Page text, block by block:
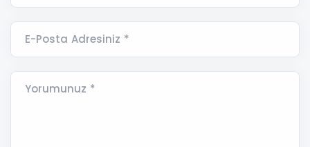
E-Posta Adresiniz *
Yorumunuz *